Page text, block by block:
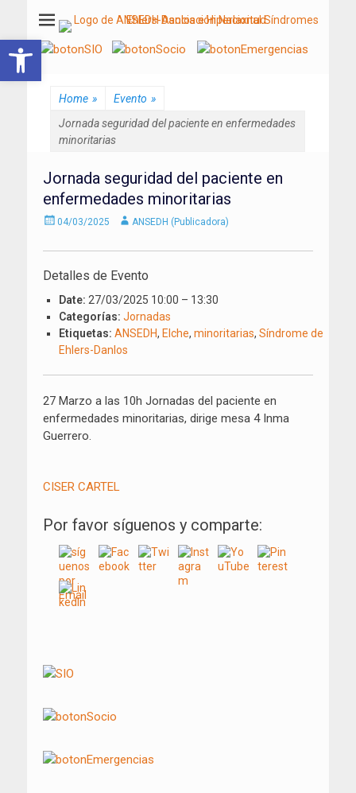
ANSEDH
Asociación Nacional del Síndrome de Ehlers-Danlos e Hiperlaxitud
Home » Evento »
Jornada seguridad del paciente en enfermedades
minoritarias
Jornada seguridad del paciente en
enfermedades minoritarias
Enviado
04/03/2025 AutorANSEDH (Publicadora)
Detalles de Evento
Date: 27/03/2025 10:00 – 13:30
Categorías: Jornadas
Etiquetas: ANSEDH, Elche, minoritarias, Síndrome de
Ehlers-Danlos
27 Marzo a las 10h Jornadas del paciente en
enfermedades minoritarias, dirige mesa 4 Inma
Guerrero.
CISER CARTEL
Por favor síguenos y comparte:
Abrir barra de herramientas